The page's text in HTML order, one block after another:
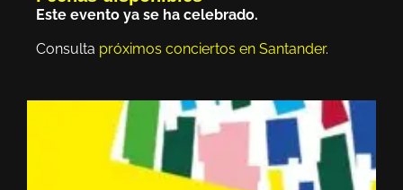
Este evento ya se ha celebrado.
Consulta próximos conciertos en Santander.